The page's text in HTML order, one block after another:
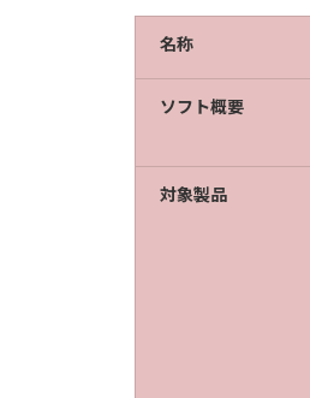
名称
ソフト概要
対象製品